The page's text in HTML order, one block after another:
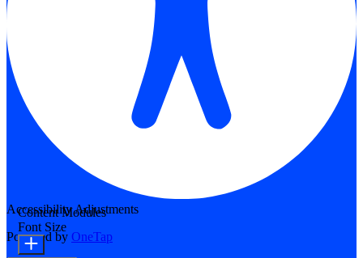
Accessibility Adjustments
Powered by OneTap
Content Modules
Font Size